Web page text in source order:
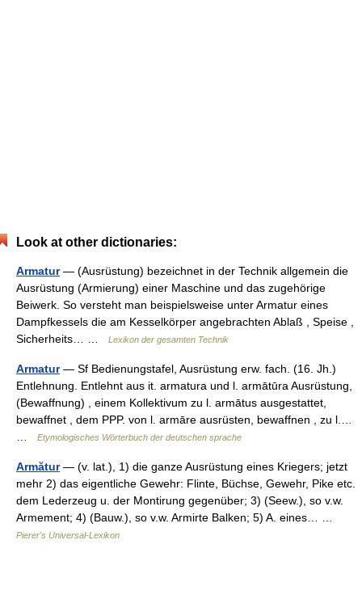
Look at other dictionaries:
Armatur— (Ausrüstung) bezeichnet in der Technik allgemein die
Ausrüstung (Armierung) einer Maschine und das zugehörige
Beiwerk. So versteht man beispielsweise unter Armatur eines
Dampfkessels die am Kesselkörper angebrachten Ablaß , Speise ,
Sicherheits… …
Lexikon der gesamten Technik
Armatur— Sf Bedienungstafel, Ausrüstung erw. fach. (16. Jh.)
Entlehnung. Entlehnt aus it. armatura und l. armātūra Ausrüstung,
(Bewaffnung) , einem Kollektivum zu l. armātus ausgestattet,
bewaffnet , dem PPP. von l. armāre ausrüsten, bewaffnen , zu l.…
Etymologisches Wörterbuch der deutschen sprache
Armătur— (v. lat.), 1) die ganze Ausrüstung eines Kriegers; jetzt
mehr 2) das eigentliche Gewehr: Flinte, Büchse, Gewehr, Pike etc.
dem Lederzeug u. der Montirung gegenüber; 3) (Seew.), so v.w.
Armement; 4) (Bauw.), so v.w. Armirte Balken; 5) A. eines… …
Pierer's Universal-Lexikon